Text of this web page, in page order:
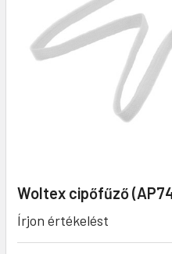
Woltex cipőfűző
Írjon értékelést